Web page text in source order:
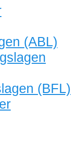
(ABL)
(BFL)